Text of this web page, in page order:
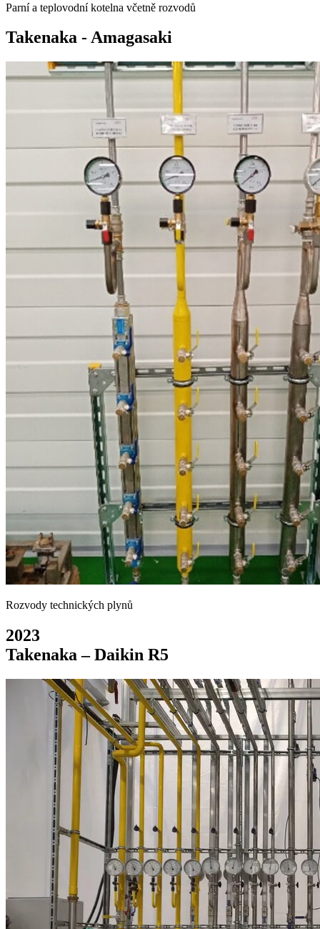
Parní a teplovodní kotelna včetně rozvodů
Takenaka - Amagasaki
Rozvody technických plynů
2023
Takenaka – Daikin R5